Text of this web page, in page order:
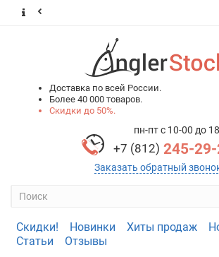
Доставка по всей России.
Более 40 000 товаров.
Скидки до 50%.
пн-пт с 10-00 до
+7 (812) 245-
Заказать обратный
Скидки! Новинки Хиты продаж
Статьи
Отзывы